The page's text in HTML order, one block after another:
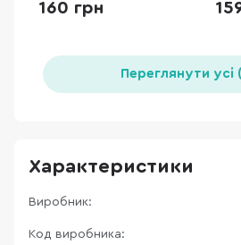
160 грн
Переглянути усі
Характеристики
Виробник:
Код виробника: